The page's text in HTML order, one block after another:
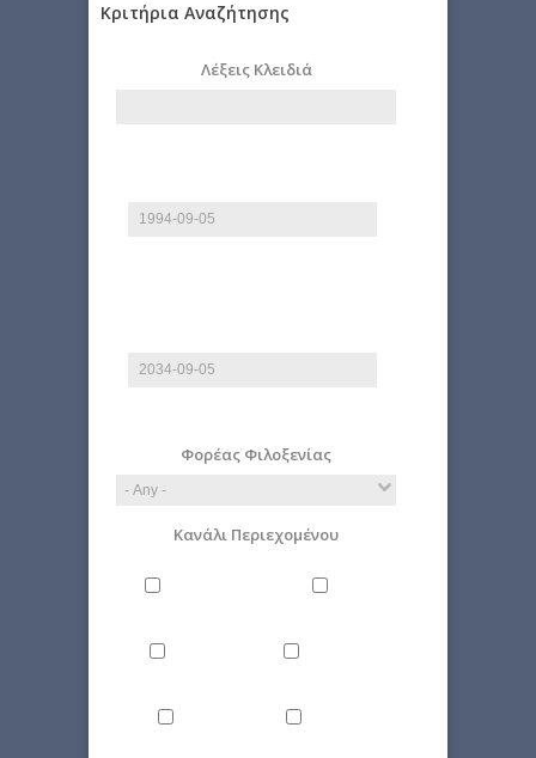
Κριτήρια Αναζήτησης
Λέξεις Κλειδιά
Φορέας Φιλοξενίας
Κανάλι Περιεχομένου